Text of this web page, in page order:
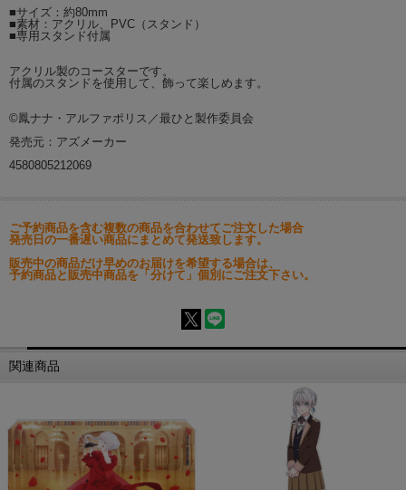
■サイズ：約80mm
■素材：アクリル、PVC（スタンド）
■専用スタンド付属
アクリル製のコースターです。
付属のスタンドを使用して、飾って楽しめます。
©鳳ナナ・アルファポリス／最ひと製作委員会
発売元：アズメーカー
4580805212069
ご予約商品を含む複数の商品を合わせてご注文した場合
発売日の一番遅い商品にまとめて発送致します。
販売中の商品だけ早めのお届けを希望する場合は、
予約商品と販売中商品を「分けて」個別にご注文下さい。
関連商品